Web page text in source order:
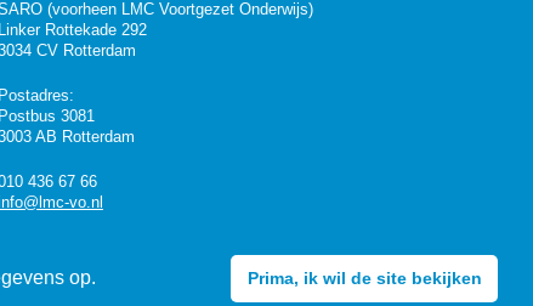
op. Prima, ik wil de site bekijken
(voorheen LMC Voortgezet Onderwijs)
Linker Rottekade 292
CV Rotterdam
Postadres:
Postbus 3081
AB Rotterdam
436 67 66
vo.nl